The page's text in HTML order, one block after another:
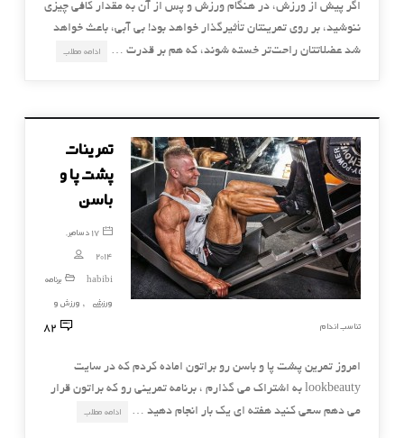
اگر پیش از ورزش، در هنگام ورزش و پس از آن به مقدار کافی چیزی
ننوشید، بر روی تمرینتان تأثیرگذار خواهد بود! بی آبی، باعث خواهد
شد عضلاتتان راحت‌تر خسته شوند، که هم بر قدرت …
ادامه مطلب
تمرینات
پشت پا و
باسن
17 دسامبر,
2014
habibi
برنامه
ورزشی
, ورزش و
تناسب اندام
82
امروز تمرین پشت پا و باسن رو براتون اماده کردم که در سایت
lookbeauty به اشتراک می گذارم ، برنامه تمرینی رو که براتون قرار
می دهم سعی کنید هفته ای یک بار انجام دهید …
ادامه مطلب